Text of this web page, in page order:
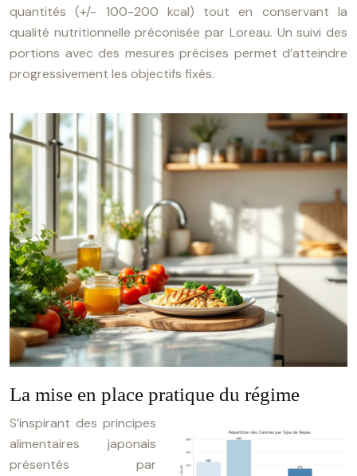
quantités (+/- 100-200 kcal) tout en conservant la
qualité nutritionnelle préconisée par Loreau. Un suivi des
portions avec des mesures précises permet d’atteindre
progressivement les objectifs fixés.
La mise en place pratique du régime
S’inspirant des principes
alimentaires japonais
présentés par